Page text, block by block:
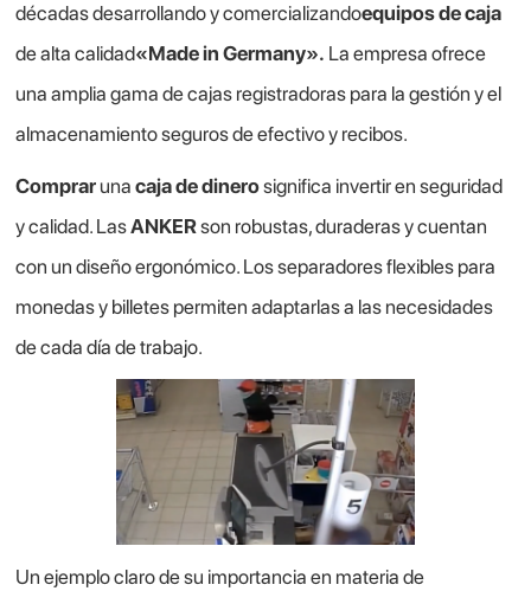
décadas desarrollando y comercializandoequipos de caja
de alta calidad«Made in Germany». La empresa ofrece
una amplia gama de cajas registradoras para la gestión y el
almacenamiento seguros de efectivo y recibos.
Comprar unacaja de dinerosignifica invertir en seguridad
y calidad. LasANKERson robustas, duraderas y cuentan
con un diseño ergonómico. Los separadores flexibles para
monedas y billetes permiten adaptarlas a las necesidades
de cada día de trabajo.
Un ejemplo claro de su importancia en materia de